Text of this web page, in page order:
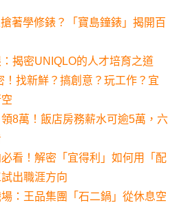
著學修錶？「寶島鐘錶」揭開百
揭密UNIQLO的人才培育之道
！找新鮮？搞創意？玩工作？宜
8萬！飯店房務薪水可逾5萬，六
看！解密「宜得利」如何用「配
出職涯方向
：王品集團「石二鍋」從休息空